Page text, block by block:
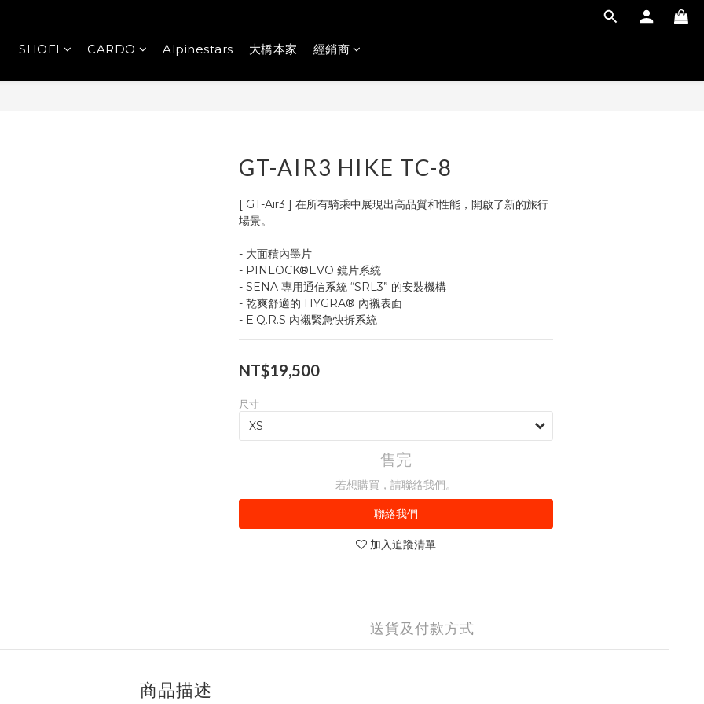
SHOEI CARDO Alpinestars 大橋本家 經銷商
GT-AIR3 HIKE TC-8
[ GT-Air3 ] 在所有騎乘中展現出高品質和性能，開啟了新的旅行
場景。
- 大面積內墨片
- PINLOCK®EVO 鏡片系統
- SENA 專用通信系統 “SRL3” 的安裝機構
- 乾爽舒適的 HYGRA® 內襯表面
- E.Q.R.S 內襯緊急快拆系統
NT$19,500
尺寸
售完
若想購買，請聯絡我們。
聯絡我們
加入追蹤清單
送貨及付款方式
商品描述